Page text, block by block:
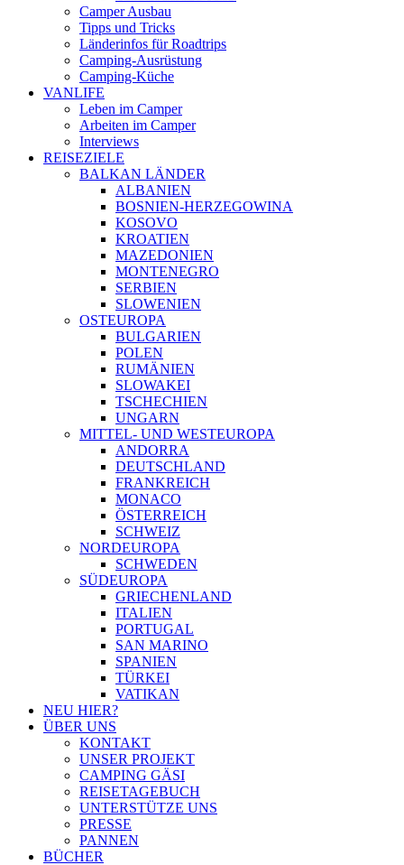
Camper Ausbau
Tipps und Tricks
Länderinfos für Roadtrips
Camping-Ausrüstung
Camping-Küche
VANLIFE
Leben im Camper
Arbeiten im Camper
Interviews
REISEZIELE
BALKAN LÄNDER
ALBANIEN
BOSNIEN-HERZEGOWINA
KOSOVO
KROATIEN
MAZEDONIEN
MONTENEGRO
SERBIEN
SLOWENIEN
OSTEUROPA
BULGARIEN
POLEN
RUMÄNIEN
SLOWAKEI
TSCHECHIEN
UNGARN
MITTEL- UND WESTEUROPA
ANDORRA
DEUTSCHLAND
FRANKREICH
MONACO
ÖSTERREICH
SCHWEIZ
NORDEUROPA
SCHWEDEN
SÜDEUROPA
GRIECHENLAND
ITALIEN
PORTUGAL
SAN MARINO
SPANIEN
TÜRKEI
VATIKAN
NEU HIER?
ÜBER UNS
KONTAKT
UNSER PROJEKT
CAMPING GÄSI
REISETAGEBUCH
UNTERSTÜTZE UNS
PRESSE
PANNEN
BÜCHER